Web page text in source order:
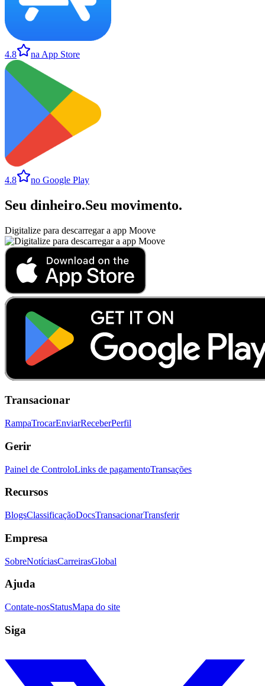
4.8 na App Store
4.8 no Google Play
Seu dinheiro.Seu movimento.
Digitalize para descarregar a app Moove
Transacionar
RampaTrocarEnviarReceberPerfil
Gerir
Painel de ControloLinks de pagamentoTransações
Recursos
BlogsClassificaçãoDocsTransacionarTransferir
Empresa
SobreNotíciasCarreirasGlobal
Ajuda
Contate-nosStatusMapa do site
Siga